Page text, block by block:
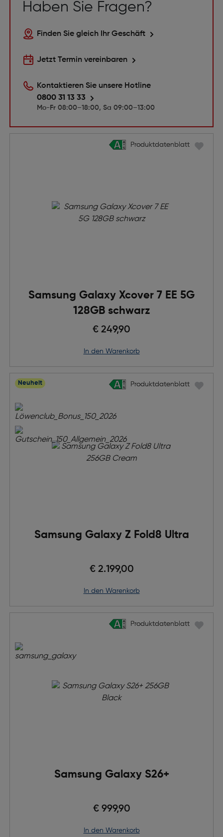
Haben Sie Fragen?
Finden Sie gleich Ihr Geschäft
Jetzt Termin vereinbaren
Kontaktieren Sie unsere Hotline
0800 31 13 33
Mo-Fr 08:00–18:00, Sa 09:00–13:00
Produktdatenblatt
Samsung Galaxy Xcover 7 EE 5G
128GB schwarz
€ 249,90
Produktdatenblatt
in den Warenkorb
Produktdatenblatt
Samsung Galaxy Z Fold8 Ultra
€ 2.199,00
Produktdatenblatt
in den Warenkorb
Neuheit
Produktdatenblatt
Samsung Galaxy S26+
€ 999,90
Produktdatenblatt
in den Warenkorb